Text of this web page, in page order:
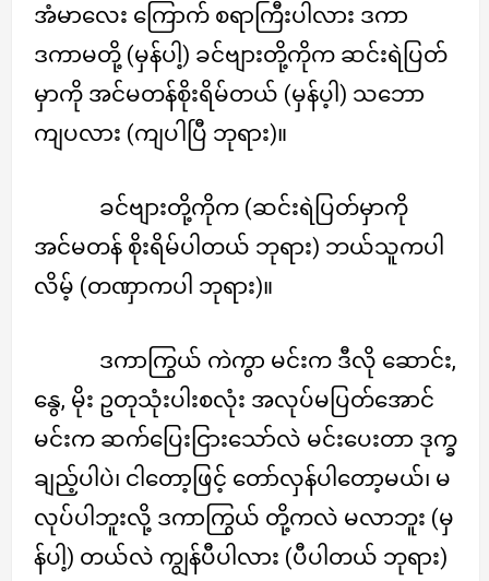
အံမာလေး ကြောက် စရာကြီးပါလား ဒကာ
ဒကာမတို့ (မှန်ပါ့) ခင်ဗျားတို့ကိုက ဆင်းရဲပြတ်
မှာကို အင်မတန်စိုးရိမ်တယ် (မှန်ပ့ါ) သဘော
ကျပလား (ကျပါပြီ ဘုရား)။
ခင်ဗျားတို့ကိုက (ဆင်းရဲပြတ်မှာကို
အင်မတန် စိုးရိမ်ပါတယ် ဘုရား) ဘယ်သူကပါ
လိမ့် (တဏှာကပါ ဘုရား)။
ဒကာကြွယ် ကဲကွာ မင်းက ဒီလို ဆောင်း,
နွေ, မိုး ဥတုသုံးပါးစလုံး အလုပ်မပြတ်အောင်
မင်းက ဆက်ပြေးငြားသော်လဲ မင်းပေးတာ ဒုက္ခ
ချည့်ပါပဲ၊ ငါတော့ဖြင့် တော်လှန်ပါတော့မယ်၊ မ
လုပ်ပါဘူးလို့ ဒကာကြွယ် တို့ကလဲ မလာဘူး (မှ
န်ပါ့) တယ်လဲ ကျွန်ပီပါလား (ပီပါတယ် ဘုရား)